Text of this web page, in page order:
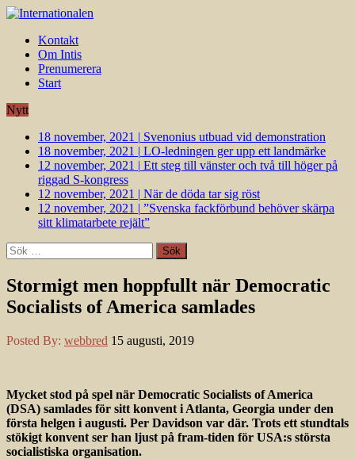
Kontakt
Om Intis
Prenumerera
Start
Nytt
18 november, 2021 | Svenonius utbuad vid demonstration
18 november, 2021 | LO-ledningen ger upp ett landmärke
12 november, 2021 | Ett steg till vänster och två till höger på
riggad S-kongress
12 november, 2021 | När de döda tar sig röst
12 november, 2021 | ”Svenska fackförbund behöver skärpa
sitt klimatarbete rejält”
Sök
efter:
Stormigt men hoppfullt när Democratic
Socialists of America samlades
Posted By: webbred 15 augusti, 2019
Mycket stod på spel när Democratic Socialists of America
(DSA) samlades för sitt konvent i Atlanta, Georgia under den
första helgen i augusti. Per Davidson var där. Trots ett stundtals
stökigt konvent ser han ljust på fram-tiden för USA:s största
socialistiska organisation.